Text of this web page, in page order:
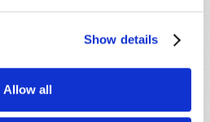
Show details
Allow all
y avoir une confusion
la sœur de Moïse et Marie,
Coran, cette expression se
les musulmans